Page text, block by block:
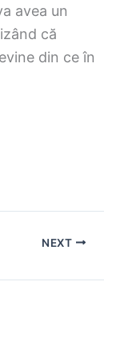
avea un
că
din ce în
NEXT